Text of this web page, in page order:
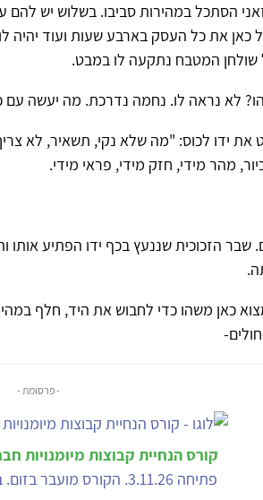
הסתכל במהירות סביבו. בשלוש יש
את כל העסק בארבע שעות ועוד יהיה
המטבח נתקעה לו במבט.
לא נראה לו. נחמה נדרכת. מה יעשה עם
את ידו לכוס: "מה שלא נקי, תשאיר, לא
מהר מידי, חזק מידי, פראי מידי.
שבר הזכוכית שננעץ בכף ידו הפתיע אותו
כאן משהו כדי לחבוש את היד, חלף
- פרסומת -
קורס הנחיית קבוצות מיומנויות
פתיחה 3.11.26. הקורס מועבר בזום. בימי שלישי 19:30-22:00